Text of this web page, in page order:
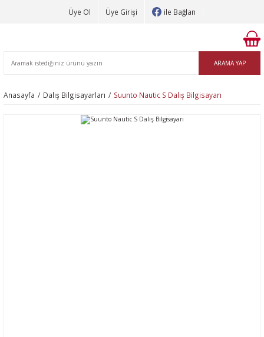
Üye Ol Üye Girişi ile Bağlan
ARAMA YAP
Anasayfa Dalış Bilgisayarları Suunto Nautic S Dalış Bilgisayarı